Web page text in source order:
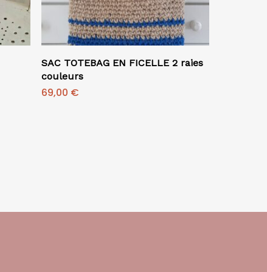
Ajouter Au Panier
SAC TOTEBAG EN FICELLE 2 raies
couleurs
69,00 €